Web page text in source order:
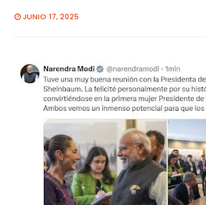
JUNIO 17, 2025